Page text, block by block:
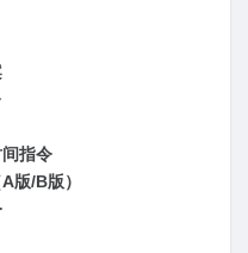
指令
版/B版）